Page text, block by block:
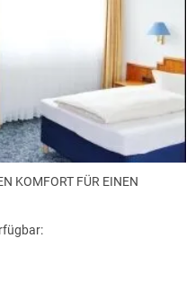
KOMFORT FÜR EINEN